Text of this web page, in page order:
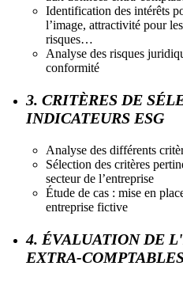
Identification des intérêts
l’image, attractivité pour
risques…
Analyse des risques
conformité
3. CRITÈRES DE
INDICATEURS ESG
Analyse des différents
Sélection des critères
secteur de l’entreprise
Étude de cas : mise en
entreprise fictive
4. ÉVALUATION DE
EXTRA-